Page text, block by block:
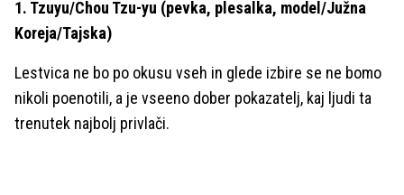
1. Tzuyu/Chou Tzu-yu (pevka, plesalka, model/Južna
Koreja/Tajska)
Lestvica ne bo po okusu vseh in glede izbire se ne bomo
nikoli poenotili, a je vseeno dober pokazatelj, kaj ljudi ta
trenutek najbolj privlači.